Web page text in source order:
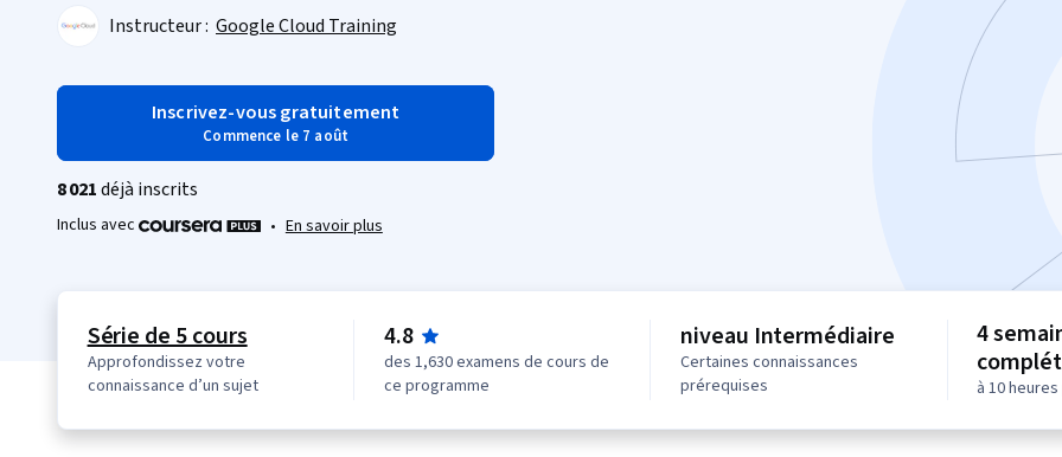
Instructeur : Google Cloud Training
Inscrivez-vous gratuitement
Commence le 7 août
8 021déjà inscrits
Inclus avec • En savoir plus
Série de 5 cours
Approfondissez votre
connaissance d’un sujet
4.8
des 1,630 examens de cours de
ce programme
niveau Intermédiaire
Certaines connaissances
prérequises
4
à 10